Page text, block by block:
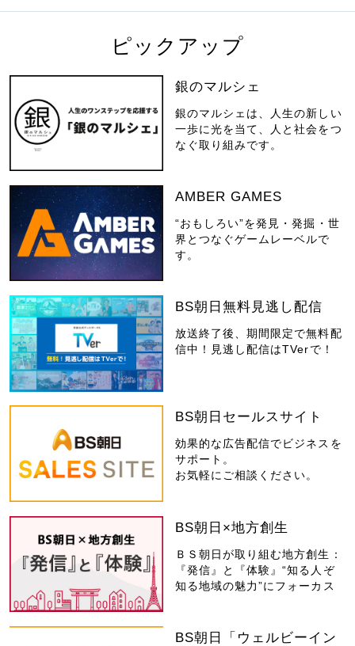
ピックアップ
銀のマルシェ
銀のマルシェは、人生の新しい
一歩に光を当て、人と社会をつ
なぐ取り組みです。
AMBER GAMES
“おもしろい”を発見・発掘・世
界とつなぐゲームレーベルで
す。
BS朝日無料見逃し配信
放送終了後、期間限定で無料配
信中！見逃し配信はTVerで！
BS朝日セールスサイト
効果的な広告配信でビジネスを
サポート。
お気軽にご相談ください。
BS朝日×地方創生
ＢＳ朝日が取り組む地方創生：
『発信』と『体験』“知る人ぞ
知る地域の魅力”にフォーカス
BS朝日「ウェルビーイン